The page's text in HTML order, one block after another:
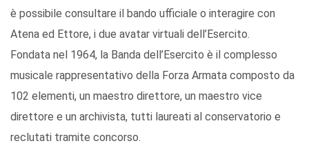
è possibile consultare il bando ufficiale o interagire con
Atena ed Ettore, i due avatar virtuali dell’Esercito.
Fondata nel 1964, la Banda dell’Esercito è il complesso
musicale rappresentativo della Forza Armata composto da
102 elementi, un maestro direttore, un maestro vice
direttore e un archivista, tutti laureati al conservatorio e
reclutati tramite concorso.